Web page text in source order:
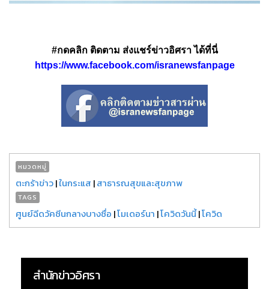
#กดคลิก ติดตาม ส่งแชร์ข่าวอิศรา ได้ที่นี่
https://www.facebook.com/isranewsfanpage
หมวดหมู่
ตะกร้าข่าว|ในกระแส |สาธารณสุขและสุขภาพ
TAGS
ศูนย์ฉีดวัคซีนกลางบางซื่อ |โมเดอร์นา |โควิดวันนี้|โควิด
สำนักข่าวอิศรา